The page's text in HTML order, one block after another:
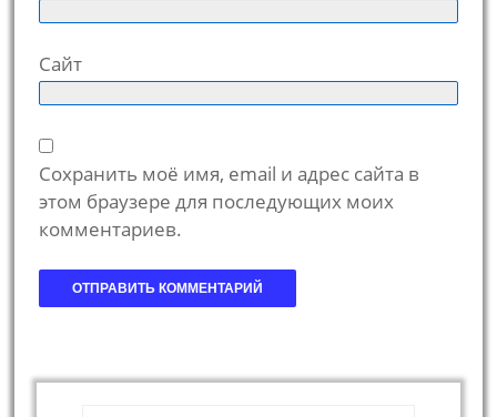
Сайт
Сохранить моё имя, email и адрес сайта в
этом браузере для последующих моих
комментариев.